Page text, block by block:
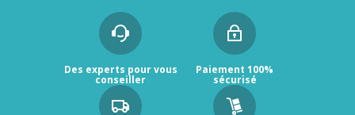
Des experts pour vous
conseiller
Paiement 100%
sécurisé